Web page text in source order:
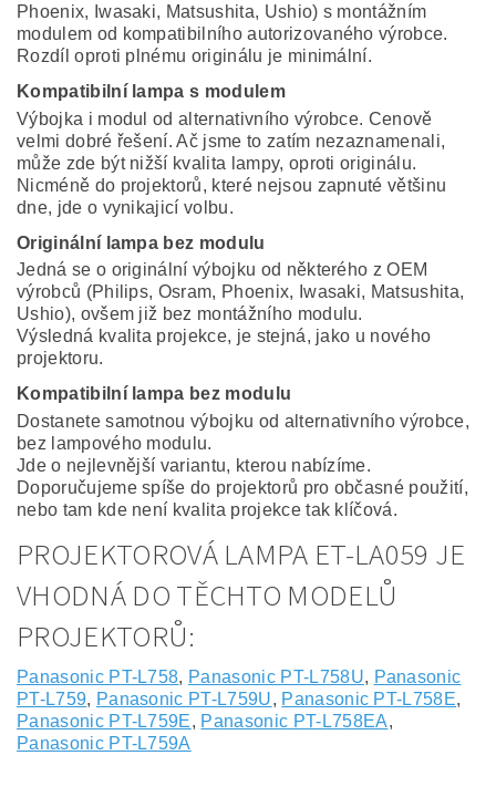
Phoenix, Iwasaki, Matsushita, Ushio) s montážním
modulem od kompatibilního autorizovaného výrobce.
Rozdíl oproti plnému originálu je minimální.
Kompatibilní lampa s modulem
Výbojka i modul od alternativního výrobce. Cenově
velmi dobré řešení. Ač jsme to zatím nezaznamenali,
může zde být nižší kvalita lampy, oproti originálu.
Nicméně do projektorů, které nejsou zapnuté většinu
dne, jde o vynikajicí volbu.
Originální lampa bez modulu
Jedná se o originální výbojku od některého z OEM
výrobců (Philips, Osram, Phoenix, Iwasaki, Matsushita,
Ushio), ovšem již bez montážního modulu.
Výsledná kvalita projekce, je stejná, jako u nového
projektoru.
Kompatibilní lampa bez modulu
Dostanete samotnou výbojku od alternativního výrobce,
bez lampového modulu.
Jde o nejlevnější variantu, kterou nabízíme.
Doporučujeme spíše do projektorů pro občasné použití,
nebo tam kde není kvalita projekce tak klíčová.
PROJEKTOROVÁ LAMPA ET-LA059 JE
VHODNÁ DO TĚCHTO MODELŮ
PROJEKTORŮ:
Panasonic PT-L758, Panasonic PT-L758U, Panasonic
PT-L759, Panasonic PT-L759U, Panasonic PT-L758E,
Panasonic PT-L759E, Panasonic PT-L758EA,
Panasonic PT-L759A